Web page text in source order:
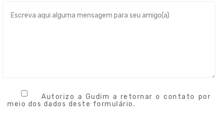
Autorizo a Gudim a retornar o contato por
meio dos dados deste formulário.